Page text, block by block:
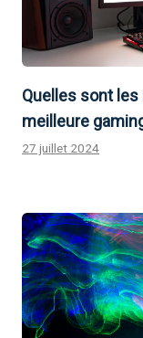
Quelles sont
meilleure
27 juillet 2024